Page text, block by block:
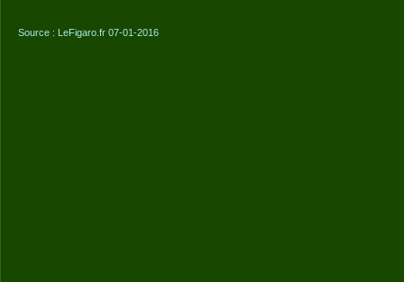
Source : LeFigaro.fr 07-01-2016